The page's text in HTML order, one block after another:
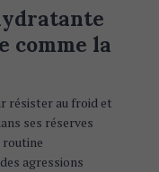
comme la
résister au froid et
ses réserves
routine
agressions